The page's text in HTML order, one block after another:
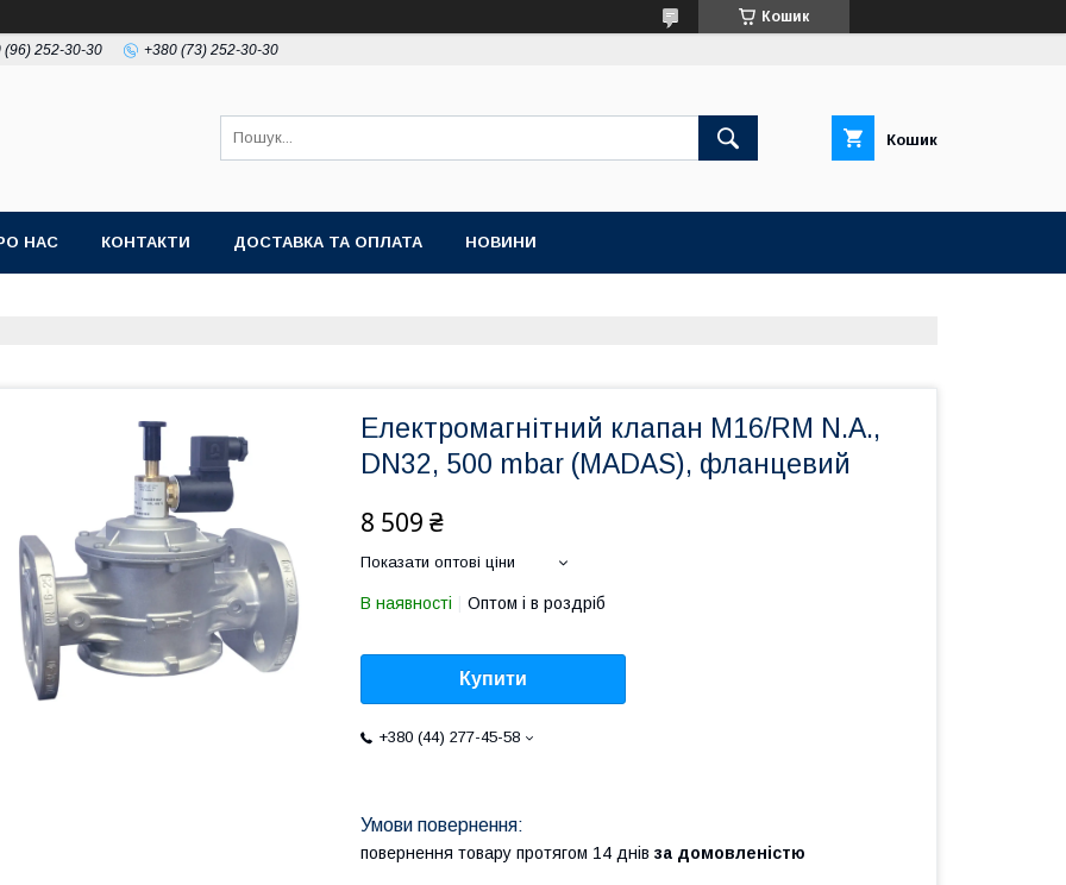
Кошик
(96) 252-30-30 +380 (73) 252-30-30
Кошик
НАС КОНТАКТИ ДОСТАВКА ТА ОПЛАТА НОВИНИ
Електромагнітний клапан M16/RM N.A.,
DN32, 500 mbar (MADAS), фланцевий
8 509 ₴
Показати оптові ціни
В наявності Оптом і в роздріб
Купити
+380 (44) 277-45-58
повернення товару протягом 14 днів за домовленістю